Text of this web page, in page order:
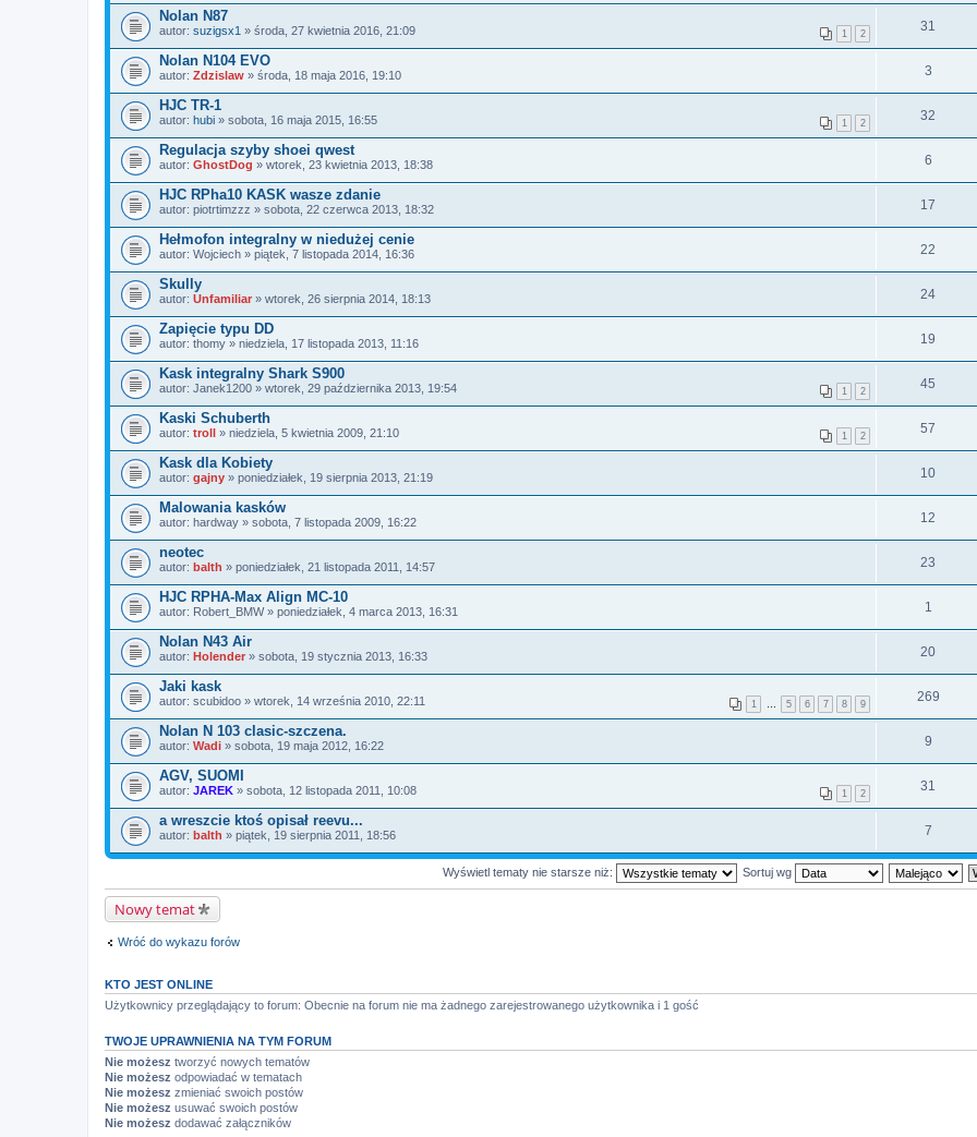
Nolan N87
1 2
autor: suzigsx1 » środa, 27 kwietnia 2016, 21:09 31
Nolan N104 EVO
autor: Zdzislaw » środa, 18 maja 2016, 19:10 3
HJC TR-1
1 2
autor: hubi » sobota, 16 maja 2015, 16:55 32
Regulacja szyby shoei qwest
autor: GhostDog » wtorek, 23 kwietnia 2013, 18:38 6
HJC RPha10 KASK wasze zdanie
autor: piotrtimzzz » sobota, 22 czerwca 2013, 18:32 17
Hełmofon integralny w niedużej cenie
autor: Wojciech » piątek, 7 listopada 2014, 16:36 22
Skully
autor: Unfamiliar » wtorek, 26 sierpnia 2014, 18:13 24
Zapięcie typu DD
autor: thomy » niedziela, 17 listopada 2013, 11:16 19
Kask integralny Shark S900
1 2
autor: Janek1200 » wtorek, 29 października 2013, 19:54 45
Kaski Schuberth
1 2
autor: troll » niedziela, 5 kwietnia 2009, 21:10 57
Kask dla Kobiety
autor: gajny » poniedziałek, 19 sierpnia 2013, 21:19 10
Malowania kasków
autor: hardway » sobota, 7 listopada 2009, 16:22 12
neotec
autor: balth » poniedziałek, 21 listopada 2011, 14:57 23
HJC RPHA-Max Align MC-10
autor: Robert_BMW» poniedziałek, 4 marca 2013, 16:31 1
Nolan N43 Air
autor: Holender » sobota, 19 stycznia 2013, 16:33 20
Jaki kask
1 … 5 6 7 8 9
autor: scubidoo » wtorek, 14 września 2010, 22:11 269
Nolan N 103 clasic-szczena.
autor: Wadi » sobota, 19 maja 2012, 16:22 9
AGV, SUOMI
1 2
autor: JAREK » sobota, 12 listopada 2011, 10:08 31
a wreszcie ktoś opisał reevu...
autor: balth » piątek, 19 sierpnia 2011, 18:56 7
Wyświetl tematy nie starsze niż: Sortuj wg
Nowy temat
Wróć do wykazu forów
KTO JEST ONLINE
Użytkownicy przeglądający to forum: Obecnie na forum nie ma żadnego zarejestrowanego użytkownika i 1 gość
TWOJE UPRAWNIENIA NA TYM FORUM
Nie możesz tworzyć nowych tematów
Nie możesz odpowiadać w tematach
Nie możesz zmieniać swoich postów
Nie możesz usuwać swoich postów
Nie możesz dodawać załączników